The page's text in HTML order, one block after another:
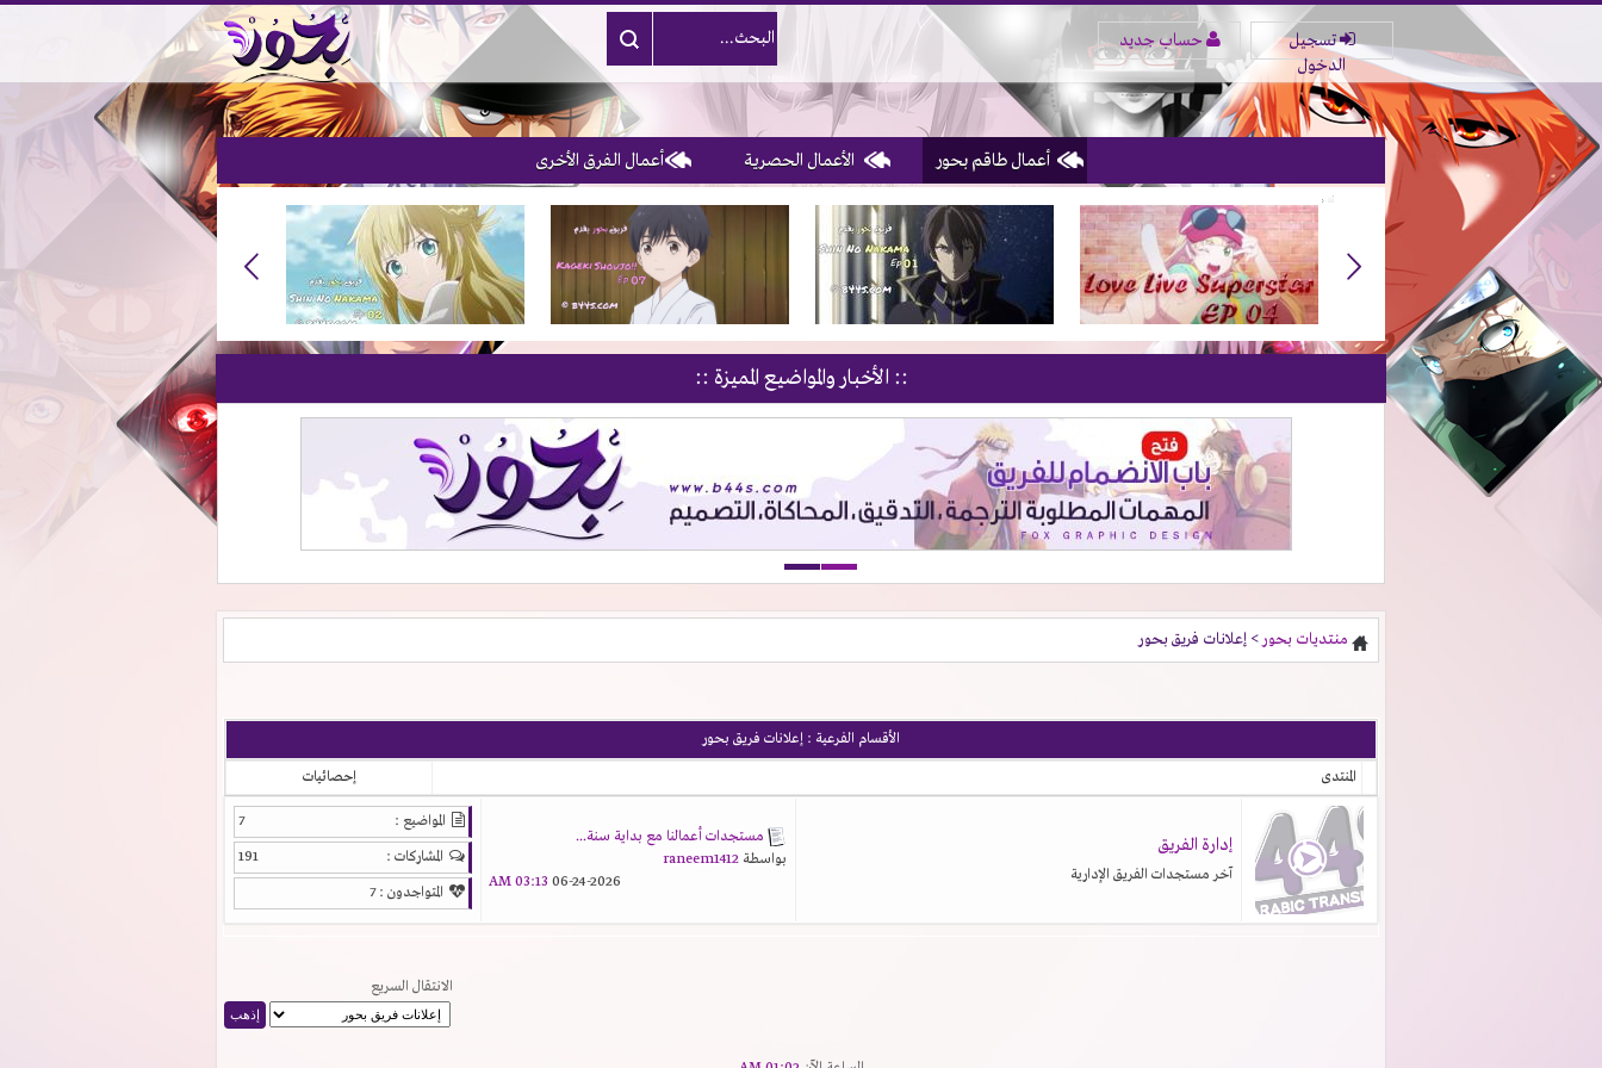
تسجيل
الدخول
حساب جديد
أعمال طاقم بحور الأعمال الحصرية أعمال الفرق الأخرى
1, 2, 3 & 4of 10
:: الأخبار والمواضيع المميزة ::
منتديات بحور > إعلانات فريق بحور
الأقسام الفرعية : إعلانات فريق بحور
المنتدى
إحصائيات
إدارة الفريق
آخر مستجدات الفريق الإدارية
مستجدات أعمالنا مع بداية سنة...
بواسطة raneem1412
06-24-2026
03:13 AM
المواضيع :
7
المشاركات :
191
المتواجدون :7
الانتقال السريع